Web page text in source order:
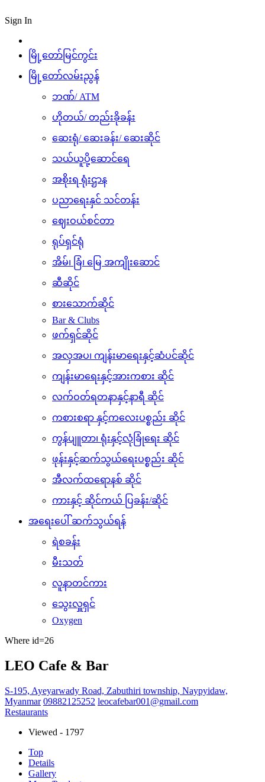
Sign In
မြို့တော်မြင်ကွင်း
မြို့တော်လမ်းညွန်
ဘဏ်/ ATM
ဟိုတယ်/ တည်းခိုခန်း
ဆေးရုံ/ ဆေးခန်း/ ဆေးဆိုင်
သယ်ယူပို့ဆောင်ရေ
အစိုးရ ရုံးဌာန
ပညာရေးနှင် သင်တန်း
ဈေးဝယ်စင်တာ
ရုပ်ရှင်ရုံ
အိမ်၊ ခြံ၊ မြေ အကျိုးဆောင်
ဆီဆိုင်
စားသောက်ဆိုင်
Bar & Clubs
ဖက်ရှင်ဆိုင်
အလှအပ၊ ကျန်းမာရေးနှင့်ဆံပင်ဆိုင်
ကျန်းမာရေးနှင့်အားကစား ဆိုင်
လက်ဝတ်ရတနာနှင့်နာရီ ဆိုင်
ကစားစရာ နှင့်ကလေးပစ္စည်း ဆိုင်
ကွန်ပျူတာ၊ ရုံးနှင့်လုံခြုံရေး ဆိုင်
ဖုန်းနှင့်ဆက်သွယ်ရေးပစ္စည်း ဆိုင်
အီလက်ထရောနစ် ဆိုင်
ကားနှင့် ဆိုင်ကယ် ပြခန်း/ဆိုင်
အရေးပေါ် ဆက်သွယ်ရန်
ရဲစခန်း
မီးသတ်
လူနာတင်ကား
သွေးလှူရှင်
Oxygen
Where id=26
LEO Cafe & Bar
S-195, Ayeyarwady Road, Zabuthiri township, Naypyidaw,
Myanmar 09882125252 leocafebar001@gmail.com
Restaurants
Viewed - 1797
Top
Details
Gallery